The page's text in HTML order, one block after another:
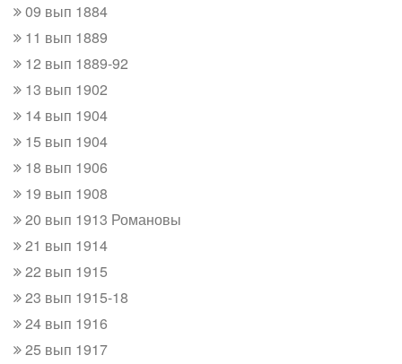
09 вып 1884
11 вып 1889
12 вып 1889-92
13 вып 1902
14 вып 1904
15 вып 1904
18 вып 1906
19 вып 1908
20 вып 1913 Романовы
21 вып 1914
22 вып 1915
23 вып 1915-18
24 вып 1916
25 вып 1917